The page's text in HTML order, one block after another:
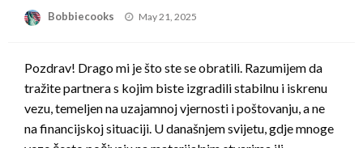
Bobbiecooks
Posted
May 21, 2025
Pozdrav! Drago mi je što ste se obratili. Razumijem da
tražite partnera s kojim biste izgradili stabilnu i iskrenu
vezu, temeljen na uzajamnoj vjernosti i poštovanju, a ne
na financijskoj situaciji. U današnjem svijetu, gdje mnoge